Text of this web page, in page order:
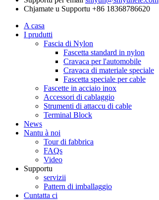
Chjamate u Supportu +86 18368786620
A casa
I prudutti
Fascia di Nylon
Fascetta standard in nylon
Cravaca per l'automobile
Cravaca di materiale speciale
Fascetta speciale per cable
Fascette in acciaio inox
Accessori di cablaggio
Strumenti di attaccu di cable
Terminal Block
News
Nantu à noi
Tour di fabbrica
FAQs
Video
Supportu
servizii
Pattern di imballaggio
Cuntatta ci